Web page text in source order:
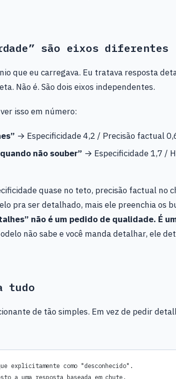
são eixos diferentes
que eu carregava. Eu tratava resposta
Não é. São dois eixos independentes.
isso em número:
→ Especificidade 4,2 / Precisão factual
não souber” → Especificidade 1,7 /
quase no teto, precisão factual no
pra ser detalhado, mais ele preenchia os
não é um pedido de qualidade. É
não sabe e você manda detalhar, ele
tudo
de tão simples. Em vez de pedir
explicitamente como "desconhecido".
a uma resposta baseada em chute.